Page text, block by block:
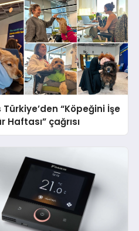
Türkiye’den “Köpeğini İşe
Haftası” çağrısı